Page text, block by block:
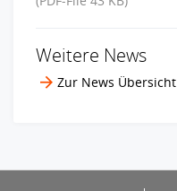
Weitere News
Zur News Übersicht